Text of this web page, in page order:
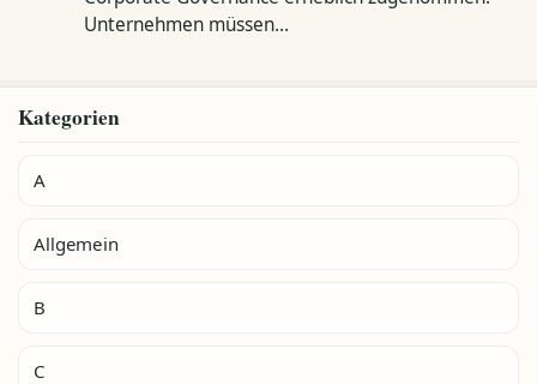
Unternehmen müssen…
Kategorien
A
Allgemein
B
C